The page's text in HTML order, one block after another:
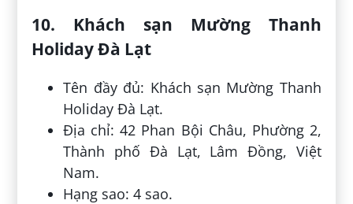
10. Khách sạn Mường Thanh
Holiday Đà Lạt
Tên đầy đủ: Khách sạn Mường Thanh
Holiday Đà Lạt.
Địa chỉ: 42 Phan Bội Châu, Phường 2,
Thành phố Đà Lạt, Lâm Đồng, Việt
Nam.
Hạng sao: 4 sao.